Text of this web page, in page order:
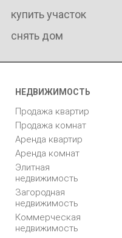
купить участок
снять дом
НЕДВИЖИМОСТЬ
Продажа квартир
Продажа комнат
Аренда квартир
Аренда комнат
Элитная
недвижимость
Загородная
недвижимость
Коммерческая
недвижимость